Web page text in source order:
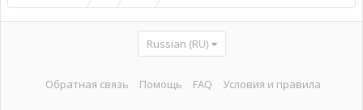
Russian (RU)
Обратная связь Помощь FAQ Условия и правила